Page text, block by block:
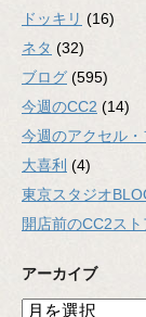
ドッキリ (16)
ネタ (32)
ブログ (595)
今週のCC2 (14)
今週のアクセル
大喜利 (4)
東京スタジオ
開店前のCC2スト
アーカイブ
ア